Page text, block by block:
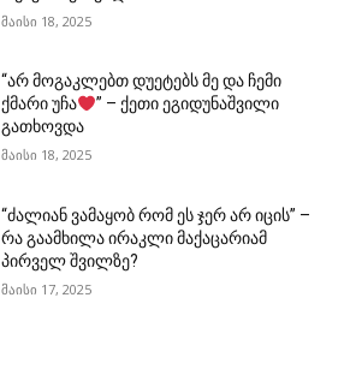
მაისი 18, 2025
“არ მოგაკლებთ დუეტებს მე და ჩემი
ქმარი უჩა
” – ქეთი ეგიდუნაშვილი
გათხოვდა
მაისი 18, 2025
“ძალიან ვამაყობ რომ ეს ჯერ არ იცის” –
რა გაამხილა ირაკლი მაქაცარიამ
პირველ შვილზე?
მაისი 17, 2025